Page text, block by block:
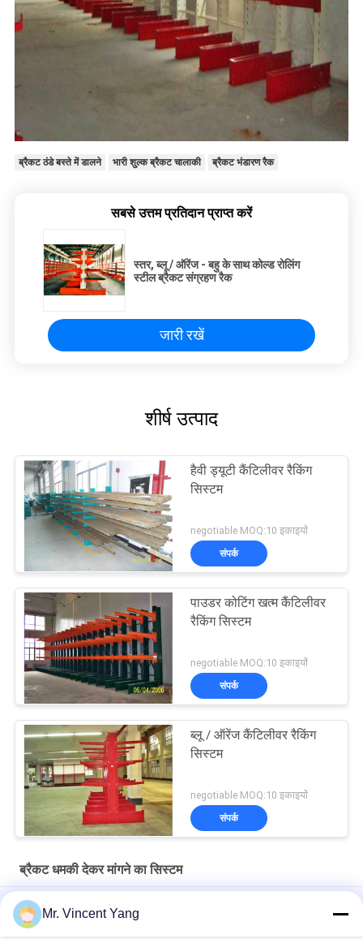
ब्रैकट ठंडे बस्ते में डालने भारी शुल्क ब्रैकट चालाकी ब्रैकट भंडारण रैक
सबसे उत्तम प्रतिदान प्राप्त करें
स्तर, ब्लू / ऑरेंज - बहु के साथ कोल्ड रोलिंग
स्टील ब्रैकट संग्रहण रैक
जारी रखें
शीर्ष उत्पाद
हैवी ड्यूटी कैंटिलीवर रैकिंग
सिस्टम
negotiable MOQ:10 इकाइयों
संपर्क
पाउडर कोटिंग खत्म कैंटिलीवर
रैकिंग सिस्टम
negotiable MOQ:10 इकाइयों
संपर्क
ब्लू / ऑरेंज कैंटिलीवर रैकिंग
सिस्टम
negotiable MOQ:10 इकाइयों
संपर्क
ब्रैकट धमकी देकर मांगने का सिस्टम
स्टील, लकड़ी, फर्नीचर, पाइप संग्रहण के लिए भारी शुल्क ब्रैकट धमकी देकर मांगने
प्रणालीMr. Vincent Yang